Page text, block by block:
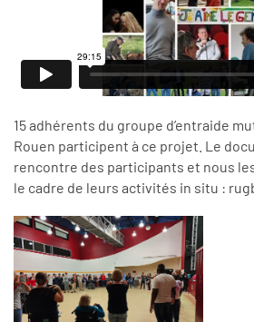
15 adhérents du groupe d’entraide
Rouen participent à ce projet. Le
rencontre des participants et nous
le cadre de leurs activités in situ :